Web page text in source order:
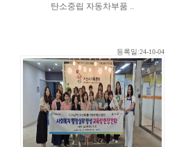
탄소중립 자동차부품 ..
등록일:24-10-04